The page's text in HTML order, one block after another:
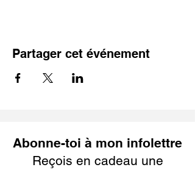
Partager cet événement
Abonne-toi à mon infolettre
Reçois en cadeau une